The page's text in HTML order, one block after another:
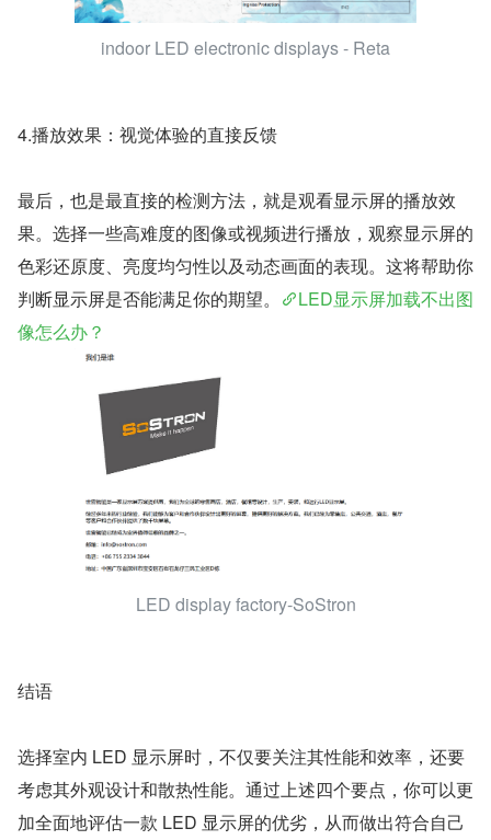
indoor LED electronic displays - Reta
4.播放效果：视觉体验的直接反馈
最后，也是最直接的检测方法，就是观看显示屏的播放效
果。选择一些高难度的图像或视频进行播放，观察显示屏的
色彩还原度、亮度均匀性以及动态画面的表现。这将帮助你
判断显示屏是否能满足你的期望。
LED显示屏加载不出图
像怎么办？
LED display factory-SoStron
结语
选择室内 LED 显示屏时，不仅要关注其性能和效率，还要
考虑其外观设计和散热性能。通过上述四个要点，你可以更
加全面地评估一款 LED 显示屏的优劣，从而做出符合自己